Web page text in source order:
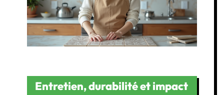
Entretien, durabilité et impact